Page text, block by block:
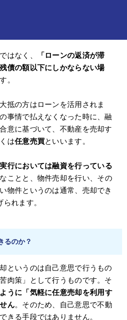
はなく、
「ローンの返済が滞
債の額以下にしかならない場
。
抵の方はローンを活用されま
事情で払えなくなった時に、融
意に基づいて、不動産を売却す
は任意売買といいます。
行においては融資を行っている
なことと、物件売却を行い、その
物件というのは通常、売却でき
れます。
るのか？
というのは自己意思で行うもの
肉策」として行うものです。そ
うに「気軽に任意売却を利用す
ん。そのため、自己意思で不動
きる手段ではありません。